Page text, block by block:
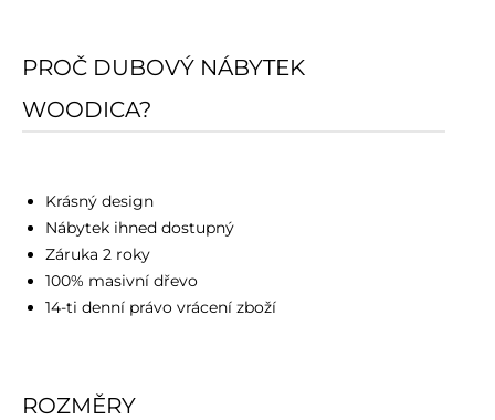
PROČ DUBOVÝ NÁBYTEK
WOODICA?
Krásný design
Nábytek ihned dostupný
Záruka 2 roky
100% masivní dřevo
14-ti denní právo vrácení zboží
ROZMĚRY